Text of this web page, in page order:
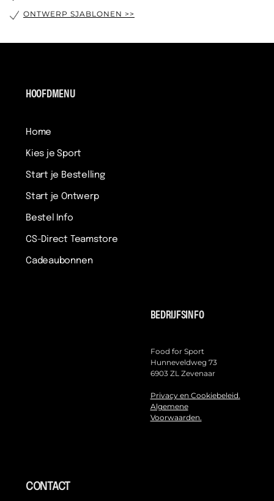
ONTWERP SJABLONEN >>
HOOFDMENU
Home
Kies je Sport
Start je Bestelling
Start je Ontwerp
Bestel Info
CS-Direct Teamstore
Cadeaubonnen
BEDRIJFSINFO
Food for Sport
Hunneveldweg 73
6903 ZL Zevenaar
Privacy en Cookiebeleid.
Algemene
Voorwaarden.
CONTACT